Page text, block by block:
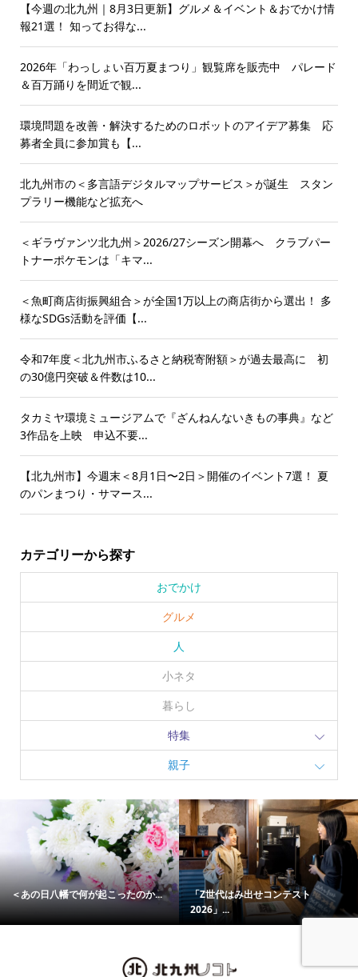
【今週の北九州｜8月3日更新】グルメ＆イベント＆おでかけ情
報21選！ 知ってお得な...
2026年「わっしょい百万夏まつり」観覧席を販売中 パレード
＆百万踊りを間近で観...
環境問題を改善・解決するためのロボットのアイデア募集 応
募者全員に参加賞も【...
北九州市の＜多言語デジタルマップサービス＞が誕生 スタン
プラリー機能など拡充へ
＜ギラヴァンツ北九州＞2026/27シーズン開幕へ クラブパー
トナーポケモンは「キマ...
＜魚町商店街振興組合＞が全国1万以上の商店街から選出！ 多
様なSDGs活動を評価【...
令和7年度＜北九州市ふるさと納税寄附額＞が過去最高に 初
の30億円突破＆件数は10...
タカミヤ環境ミュージアムで『ざんねんないきもの事典』など
3作品を上映 申込不要...
【北九州市】今週末＜8月1日〜2日＞開催のイベント7選！ 夏
のパンまつり・サマース...
カテゴリーから探す
おでかけ
グルメ
人
小ネタ
暮らし
特集
親子
＜あの日八幡で何が起こったのか...
「Z世代はみ出せコンテスト
2026」...